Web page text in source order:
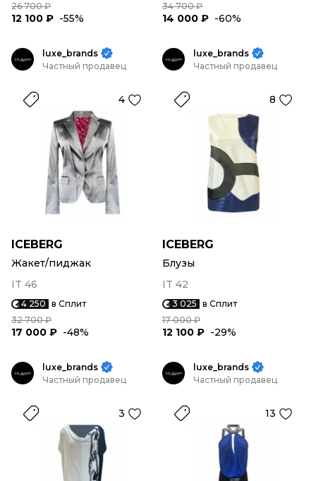
26 700 ₽
12 100 ₽ -55%
34 700 ₽
14 000 ₽ -60%
luxe_brands
Частный продавец
4
ICEBERG
Жакет/пиджак
IT 46
4 250 в Сплит
32 700 ₽
17 000 ₽ -48%
luxe_brands
Частный продавец
8
ICEBERG
Блузы
IT 42
3 025 в Сплит
17 000 ₽
12 100 ₽ -29%
luxe_brands
Частный продавец
3
luxe_brands
Частный продавец
13